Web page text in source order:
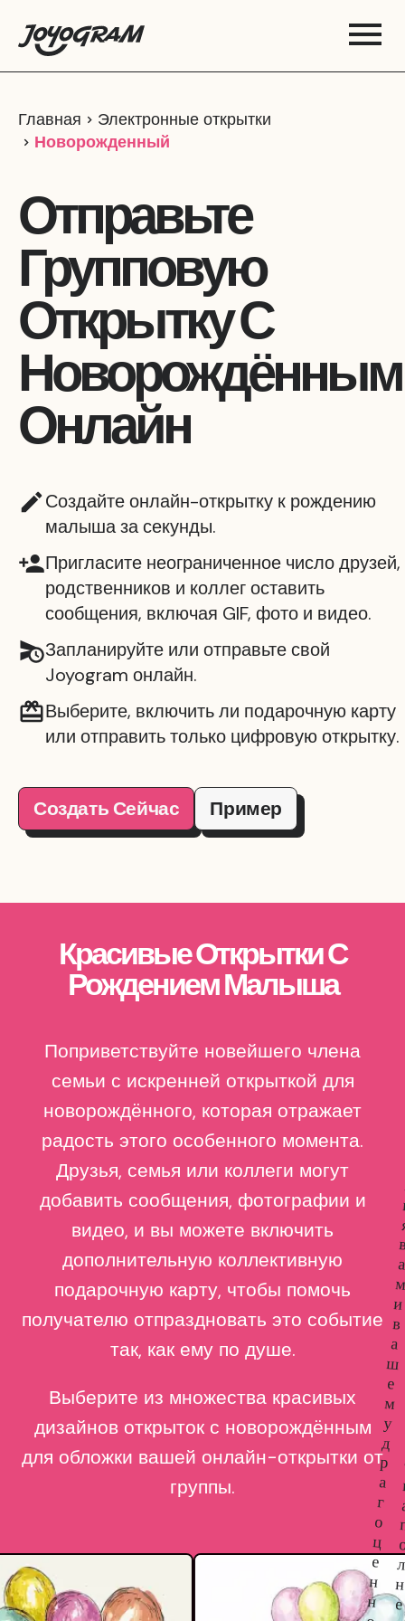
Главная
Электронные открытки
Новорожденный
Отправьте
Групповую
Открытку С
Новорождённым
Онлайн
Создайте онлайн-открытку к рождению
малыша за секунды.
Пригласите неограниченное число друзей,
родственников и коллег оставить
сообщения, включая GIF, фото и видео.
Запланируйте или отправьте свой
Joyogram онлайн.
Выберите, включить ли подарочную карту
или отправить только цифровую открытку.
Создать Сейчас Пример
м
и
в
а
ш
е
м
у
д
р
а
г
о
ц
е
н
н
н
е
Красивые Открытки С
Рождением Малыша
Поприветствуйте новейшего члена
семьи с искренней открыткой для
новорождённого, которая отражает
радость этого особенного момента.
Друзья, семья или коллеги могут
добавить сообщения, фотографии и
видео, и вы можете включить
дополнительную коллективную
подарочную карту, чтобы помочь
получателю отпраздновать это событие
так, как ему по душе.
Выберите из множества красивых
дизайнов открыток с новорождённым
для обложки вашей онлайн-открытки от
группы.